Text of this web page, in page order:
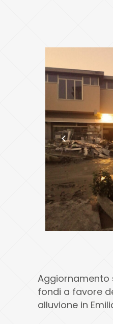
Aggiornamento
fondi a favore
alluvione in